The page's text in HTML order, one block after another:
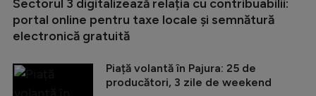
Sectorul 3 digitalizează relația cu contribuabilii:
portal online pentru taxe locale și semnătură
electronică gratuită
Piață volantă în Pajura: 25 de
producători, 3 zile de weekend